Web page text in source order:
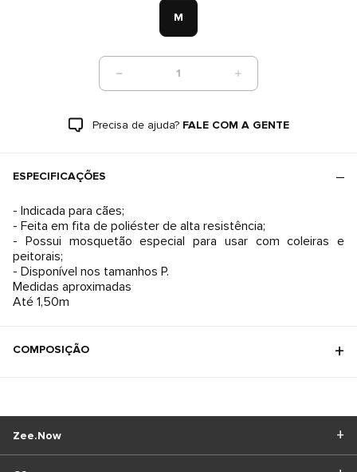
M
1
Precisa de ajuda? FALE COM A GENTE
ESPECIFICAÇÕES
- Indicada para cães;
- Feita em fita de poliéster de alta resistência;
- Possui mosquetão especial para usar com coleiras e
peitorais;
- Disponível nos tamanhos P.
Medidas aproximadas
Até 1,50m
COMPOSIÇÃO
Zee.Now